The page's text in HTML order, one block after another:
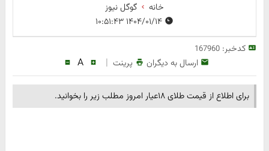
خانه
گوگل نیوز
کدخبر:167960
ارسال به دیگران پرینت |
A
برای اطلاع از قیمت طلای ۱۸عیار امروز مطلب زیر را بخوانید.